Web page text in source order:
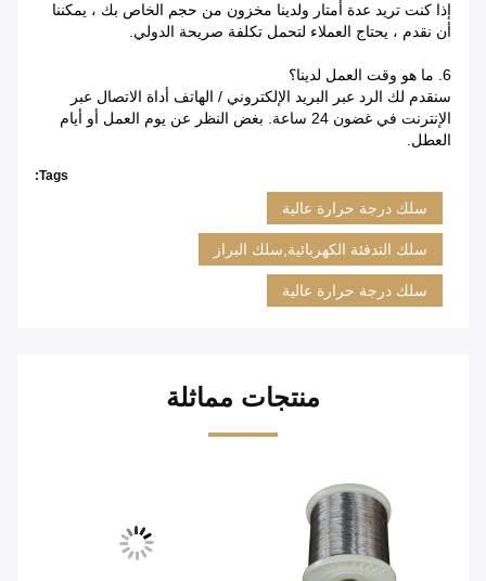
إذا كنت تريد عدة أمتار ولدينا مخزون من حجم الخاص بك ، يمكننا
أن نقدم ، يحتاج العملاء لتحمل تكلفة صريحة الدولي.
6. ما هو وقت العمل لدينا؟
سنقدم لك الرد عبر البريد الإلكتروني / الهاتف أداة الاتصال عبر
الإنترنت في غضون 24 ساعة. بغض النظر عن يوم العمل أو أيام
العطل.
Tags:
سلك درجة حرارة عالية
سلك التدفئة الكهربائية,سلك البراز
سلك درجة حرارة عالية
منتجات مماثلة